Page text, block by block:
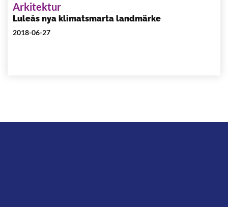
Arkitektur
Luleås nya klimatsmarta landmärke
2018-06-27